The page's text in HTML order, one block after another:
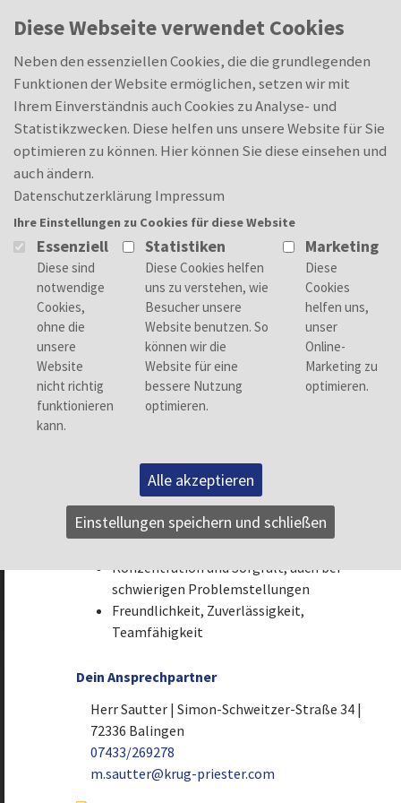
Merkliste
Merkliste
0
Zurück
Diese Webseite verwendet Cookies
Neben den essenziellen Cookies, die die grundlegenden
Funktionen der Website ermöglichen, setzen wir mit
Ihrem Einverständnis auch Cookies zu Analyse- und
Statistikzwecken. Diese helfen uns unsere Website für Sie
optimieren zu können. Hier können Sie diese einsehen und
auch ändern.
Datenschutzerklärung Impressum
Ihre Einstellungen zu Cookies für diese Website
Essenziell Statistiken Marketing
Alle akzeptieren
Einstellungen speichern und schließen
Fachkraft für Metalltechnik –
Montagetechnik (m/w/d)
Deine Aufgaben
Als Fachkraft für Metalltechnik arbeitest Du
Montagetechnik fertigst Du in unserer
Baugruppen-Montage aus Einzelteilen
komplette Baugruppen mit
unterschiedlichen Schwierigkeitsgraden.
Neben der Ausbildung in der Lehrwerkstatt
durchlaufen die Auszubildenden die
verschiedenen Produktionsbereiche und
arbeiten dort aktiv mit.
Guter Hauptschulabschluss
Gute Kenntnisse in Mathematik und
Physik
Handwerkliches Talent und gutes
Konzentration und Sorgfalt, auch bei
schwierigen Problemstellungen
Freundlichkeit, Zuverlässigkeit,
Teamfähigkeit
Dein Ansprechpartner
Herr Sautter | Simon-Schweitzer-Straße 34 |
72336 Balingen
07433/269278
m.sautter@krug-priester.com